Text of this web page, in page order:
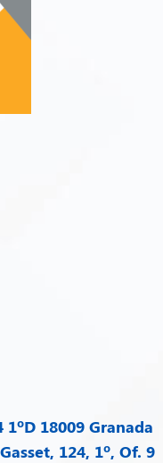
1ºD 18009 Granada
124, 1º, Of. 9